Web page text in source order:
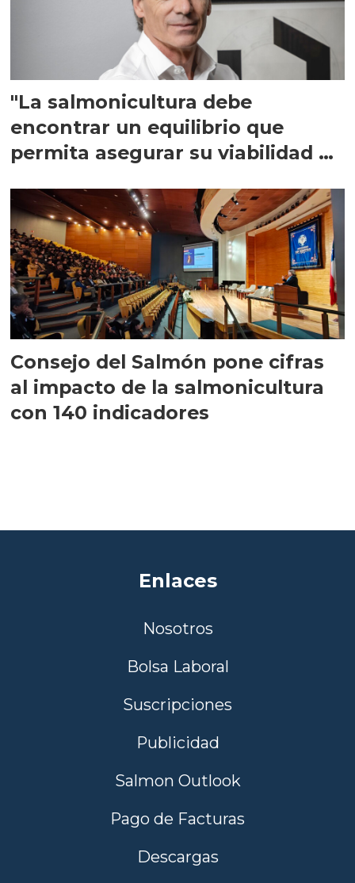
"La salmonicultura debe
encontrar un equilibrio que
permita asegurar su viabilidad de
Consejo del Salmón pone cifras
al impacto de la salmonicultura
con 140 indicadores
Enlaces
Nosotros
Bolsa Laboral
Suscripciones
Publicidad
Salmon Outlook
Pago de Facturas
Descargas